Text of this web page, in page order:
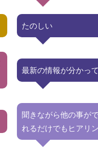
たのしい
最新の情報が分かっ
聞きながら他の事が
れるだけでもヒアリ